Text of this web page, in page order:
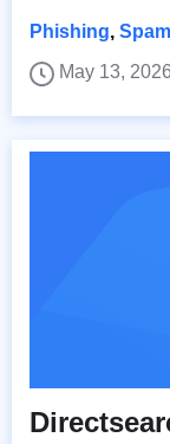
Phishing, Spam
May 13, 2026